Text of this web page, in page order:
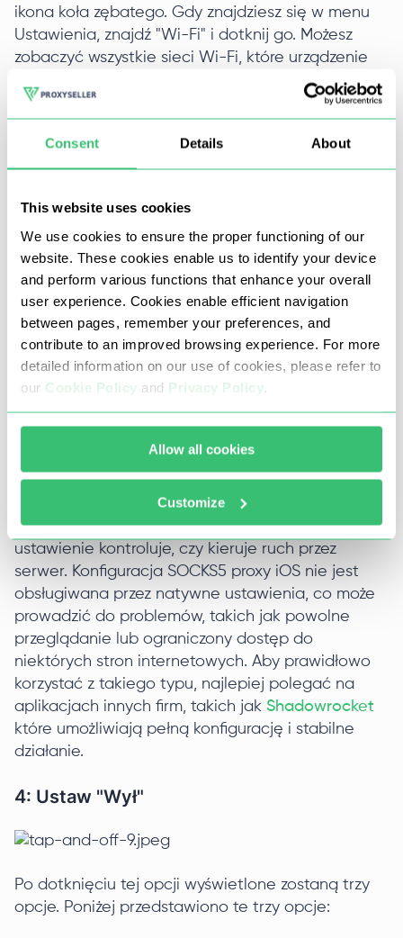
Consent Details About
This website uses cookies
We use cookies to ensure the proper functioning of our
website. These cookies enable us to identify your device
and perform various functions that enhance your overall
user experience. Cookies enable efficient navigation
between pages, remember your preferences, and
contribute to an improved browsing experience. For more
detailed information on our use of cookies, please refer to
our Cookie Policy and Privacy Policy
Allow all cookies
Customize
ikona koła zębatego. Gdy znajdziesz się w menu
Ustawienia, znajdź "Wi-Fi" i dotknij go. Możesz
zobaczyć wszystkie sieci Wi-Fi, które urządzenie
może wykryć. Jest to miejsce, w którym należy
zarządzać połączeniami sieciowymi. Przed
kontynuowaniem upewnij się, że jesteś
podłączony do właściwej sieci Wi-Fi.
W tym kroku dotknij małej ikony koła z literą "i"
obok nazwy sieci, aby otworzyć szczegółowe
informacje o Wi-Fi. Tutaj znajdziesz opcje takie jak
DNS i ustawienia proxy iOS - zmień je tylko wtedy,
gdy masz pewność.
3: Znajdź "HTTP Proxy"
Po dotknięciu ikony "i" przewiń w dół, aż znajdziesz
opcję pokazaną na powyższym zrzucie ekranu. To
ustawienie kontroluje, czy kieruje ruch przez
serwer. Konfiguracja SOCKS5 proxy iOS nie jest
obsługiwana przez natywne ustawienia, co może
prowadzić do problemów, takich jak powolne
przeglądanie lub ograniczony dostęp do
niektórych stron internetowych. Aby prawidłowo
korzystać z takiego typu, najlepiej polegać na
aplikacjach innych firm, takich jak Shadowrocket
które umożliwiają pełną konfigurację i stabilne
działanie.
4: Ustaw "Wył"
Po dotknięciu tej opcji wyświetlone zostaną trzy
opcje. Poniżej przedstawiono te trzy opcje: